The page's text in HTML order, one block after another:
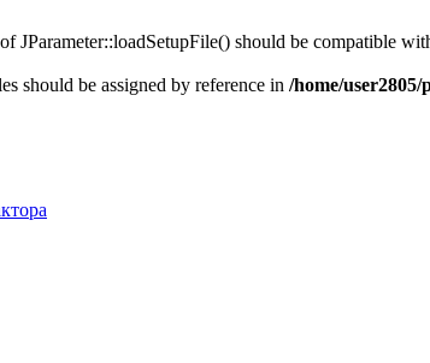
JParameter::loadSetupFile() should be compatible
should be assigned by reference in /home/